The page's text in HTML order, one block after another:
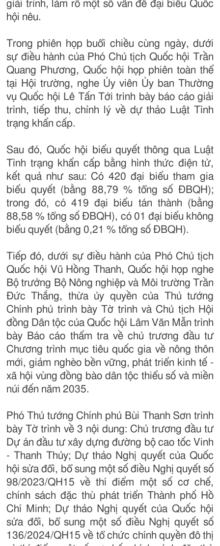
giải trình, làm rõ một số vấn đề đại biểu Quốc
hội nêu.
Trong phiên họp buổi chiều cùng ngày, dưới
sự điều hành của Phó Chủ tịch Quốc hội Trần
Quang Phương, Quốc hội họp phiên toàn thể
tại Hội trường, nghe Ủy viên Ủy ban Thường
vụ Quốc hội Lê Tấn Tới trình bày báo cáo giải
trình, tiếp thu, chỉnh lý về dự thảo Luật Tình
trạng khẩn cấp.
Sau đó, Quốc hội biểu quyết thông qua Luật
Tình trạng khẩn cấp bằng hình thức điện tử,
kết quả như sau: Có 420 đại biểu tham gia
biểu quyết (bằng 88,79 % tổng số ĐBQH);
trong đó, có 419 đại biểu tán thành (bằng
88,58 % tổng số ĐBQH), có 01 đại biểu không
biểu quyết (bằng 0,21 % tổng số ĐBQH).
Tiếp đó, dưới sự điều hành của Phó Chủ tịch
Quốc hội Vũ Hồng Thanh, Quốc hội họp nghe
Bộ trưởng Bộ Nông nghiệp và Môi trường Trần
Đức Thắng, thừa ủy quyền của Thủ tướng
Chính phủ trình bày Tờ trình và Chủ tịch Hội
đồng Dân tộc của Quốc hội Lâm Văn Mẫn trình
bày Báo cáo thẩm tra về chủ trương đầu tư
Chương trình mục tiêu quốc gia về nông thôn
mới, giảm nghèo bền vững, phát triển kinh tế -
xã hội vùng đồng bào dân tộc thiểu số và miền
núi đến năm 2035.
Phó Thủ tướng Chính phủ Bùi Thanh Sơn trình
bày Tờ trình về 3 nội dung: Chủ trương đầu tư
Dự án đầu tư xây dựng đường bộ cao tốc Vinh
- Thanh Thủy; Dự thảo Nghị quyết của Quốc
hội sửa đổi, bổ sung một số điều Nghị quyết số
98/2023/QH15 về thí điểm một số cơ chế,
chính sách đặc thù phát triển Thành phố Hồ
Chí Minh; Dự thảo Nghị quyết của Quốc hội
sửa đổi, bổ sung một số điều Nghị quyết số
136/2024/QH15 về tổ chức chính quyền đô thị